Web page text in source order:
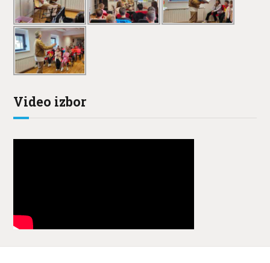
Video izbor